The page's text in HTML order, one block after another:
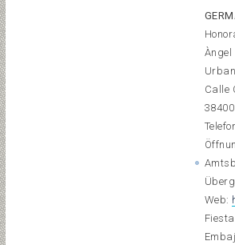
Àngel
Calle
Web: